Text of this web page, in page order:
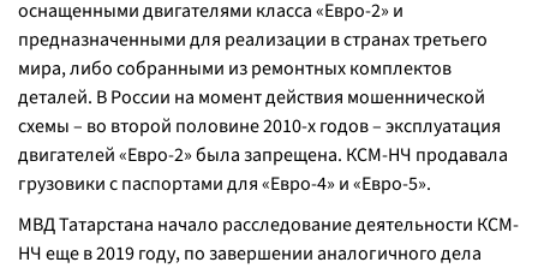
оснащенными двигателями класса «Евро-2» и
предназначенными для реализации в странах третьего
мира, либо собранными из ремонтных комплектов
деталей. В России на момент действия мошеннической
схемы – во второй половине 2010-х годов – эксплуатация
двигателей «Евро-2» была запрещена. КСМ-НЧ продавала
грузовики с паспортами для «Евро-4» и «Евро-5».
МВД Татарстана начало расследование деятельности КСМ-
НЧ еще в 2019 году, по завершении аналогичного дела